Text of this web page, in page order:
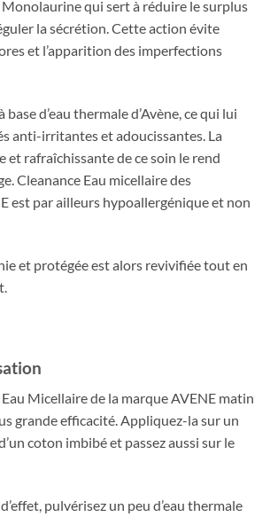
qui sert à réduire le surplus
la sécrétion. Cette action évite
et l’apparition des imperfections
d’eau thermale d’Avène, ce qui lui
anti-irritantes et adoucissantes. La
et rafraîchissante de ce soin le rend
Cleanance Eau micellaire des
est par ailleurs hypoallergénique et non
et protégée est alors revivifiée tout en
Micellaire de la marque AVENE matin
grande efficacité. Appliquez-la sur un
coton imbibé et passez aussi sur le
pulvérisez un peu d’eau thermale